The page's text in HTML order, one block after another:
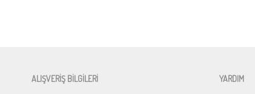
ALIŞVERİŞ BİLGİLERİ YARDIM